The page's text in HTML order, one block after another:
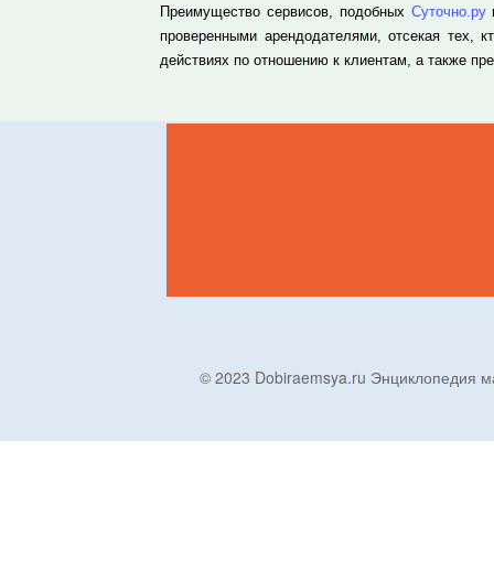
Преимущество сервисов, подобных Суточно.ру
проверенными арендодателями, отсекая тех,
действиях по отношению к клиентам, а также
© 2023 Dobiraemsya.ru